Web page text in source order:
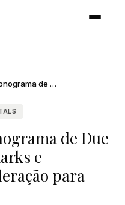
Otimizando o Cronograma de Due Diligence: Benchmarks e Estratégias de Aceleração para 2026
de Due
e
para